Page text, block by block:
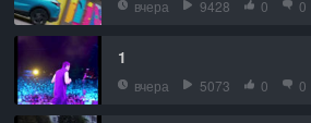
вчера 9428 0 0
1
вчера 5073 0 0